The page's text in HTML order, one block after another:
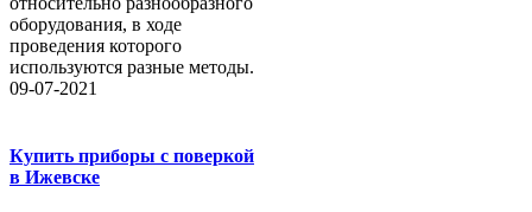
оборудования, в ходе
проведения которого
используются разные методы.
09-07-2021
Купить приборы с поверкой
в Ижевске